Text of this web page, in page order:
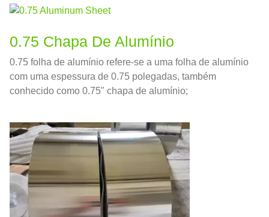
0.75 Chapa De Alumínio
0.75 folha de alumínio refere-se a uma folha de alumínio
com uma espessura de 0.75 polegadas, também
conhecido como 0.75" chapa de alumínio;